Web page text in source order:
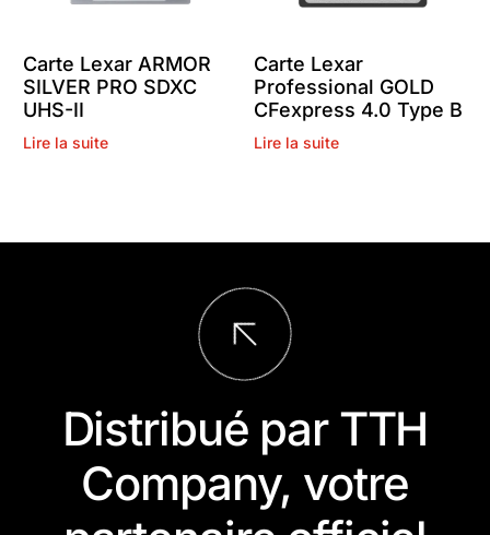
Carte Lexar ARMOR
SILVER PRO SDXC
UHS-II
Lire la suite
Carte Lexar
Professional GOLD
CFexpress 4.0 Type B
Lire la suite
Distribué par TTH
Company, votre